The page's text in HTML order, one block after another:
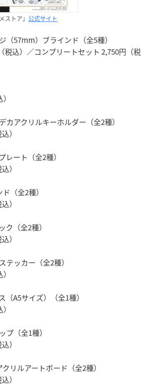
ストア」 公式サイト
（57mm）ブラインド（全5種）
税込）／コンプリートセット 2,750円（税
カアクリルキーホルダー（全2種）
）
レート（全2種）
）
（全2種）
）
ク（全2種）
）
テッカー（全2種）
（A5サイズ）（全1種）
プ（全1種）
）
クリルアートボード（全2種）
）